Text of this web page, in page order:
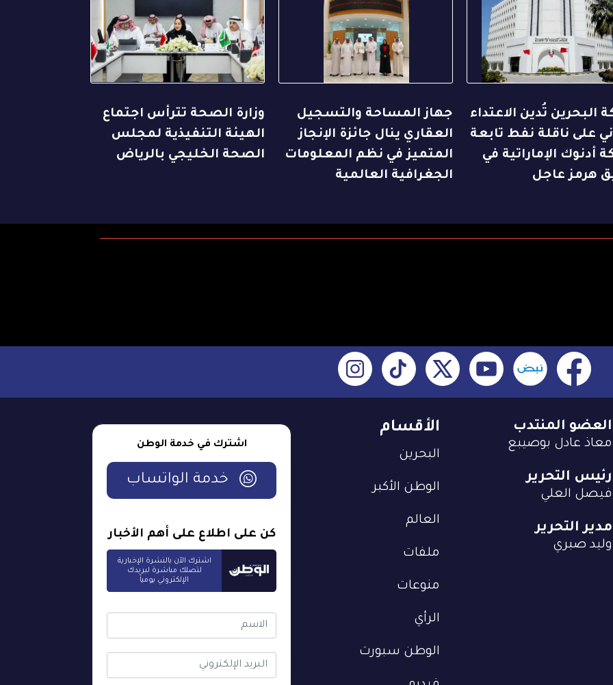
البحرين تُدين الاعتداء
على ناقلة نفط تابعة
أدنوك الإماراتية في
هرمز عاجل
جهاز المساحة والتسجيل
العقاري ينال جائزة الإنجاز
المتميز في نظم المعلومات
الجغرافية العالمية
وزارة الصحة تترأس اجتماع
الهيئة التنفيذية لمجلس
الصحة الخليجي بالرياض
الأقسام
البحرين
الوطن الأكبر
العالم
ملفات
منوعات
الرأي
الوطن سبورت
العضو المنتدب
معاذ عادل بوصيبع
رئيس التحرير
فيصل العلي
مدير التحرير
وليد صبري
اشترك في خدمة الوطن
خدمة الواتساب
كن على اطلاع على أهم الأخبار
اشترك الآن بالنشرة الإخبارية
لتصلك مباشرة لبريدك
الإلكتروني يومياً